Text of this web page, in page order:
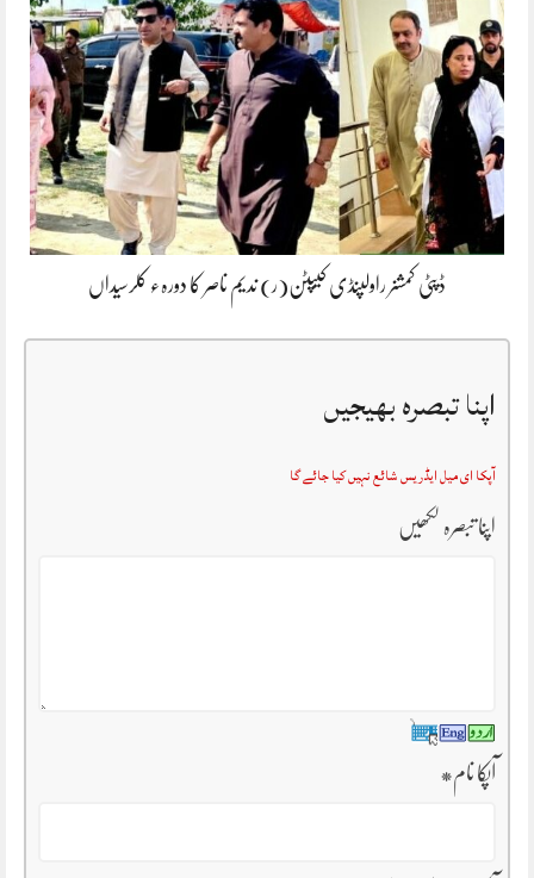
ڈپٹی کمشنر راولپنڈی کیپٹن(ر) ندیم ناصر کا دورہء کلرسیداں
اپنا تبصرہ بھیجیں
آپکا ای میل ایڈریس شائع نہیں کیا جائے گا
اپنا تبصرہ لکھیں
آپکا نام*